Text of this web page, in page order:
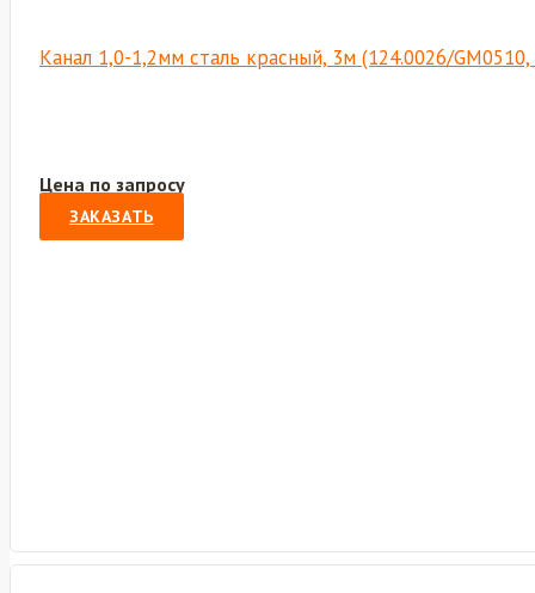
Канал 1,0-1,2мм сталь красный, 3м (124.0026/
Цена по запросу
ЗАКАЗАТЬ